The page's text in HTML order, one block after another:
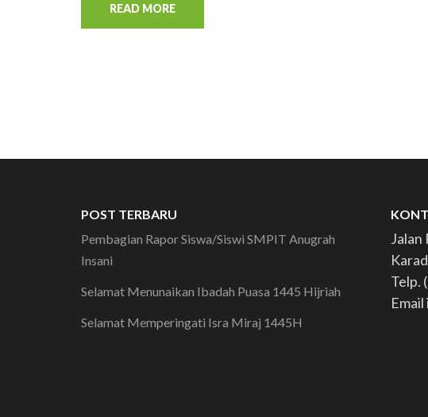
READ MORE
POST TERBARU
Pembagian Rapor Siswa/Siswi SMPIT Anugrah
Insani
Selamat Menunaikan Ibadah Puasa 1445 Hijriah
Selamat Memperingati Isra Miraj 1445H
Jalan
Telp.